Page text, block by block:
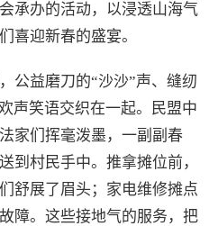
承办的活动，以浸透山海气
喜迎新春的盛宴。
公益磨刀的“沙沙”声、缝纫
声笑语交织在一起。民盟中
家们挥毫泼墨，一副副春
到村民手中。推拿摊位前，
舒展了眉头；家电维修摊点
障。这些接地气的服务，把